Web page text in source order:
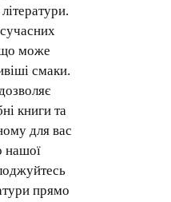
що може
смаки.
книги та
для вас
нашої
прямо